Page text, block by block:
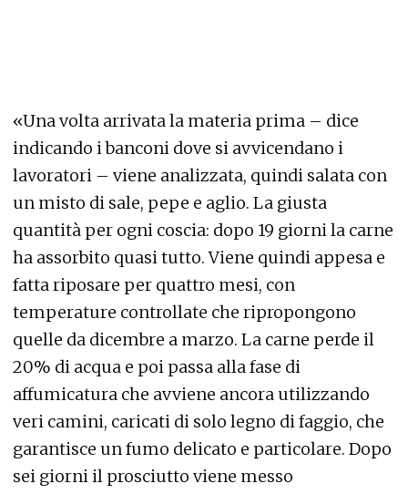
«Una volta arrivata la materia prima – dice
indicando i banconi dove si avvicendano i
lavoratori – viene analizzata, quindi salata con
un misto di sale, pepe e aglio. La giusta
quantità per ogni coscia: dopo 19 giorni la carne
ha assorbito quasi tutto. Viene quindi appesa e
fatta riposare per quattro mesi, con
temperature controllate che ripropongono
quelle da dicembre a marzo. La carne perde il
20% di acqua e poi passa alla fase di
affumicatura che avviene ancora utilizzando
veri camini, caricati di solo legno di faggio, che
garantisce un fumo delicato e particolare. Dopo
sei giorni il prosciutto viene messo